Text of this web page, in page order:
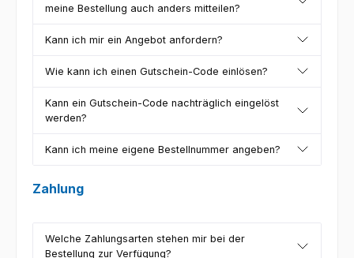
meine Bestellung auch anders mitteilen?
Kann ich mir ein Angebot anfordern?
Wie kann ich einen Gutschein-Code einlösen?
Kann ein Gutschein-Code nachträglich eingelöst
werden?
Kann ich meine eigene Bestellnummer angeben?
Zahlung
Welche Zahlungsarten stehen mir bei der
Bestellung zur Verfügung?